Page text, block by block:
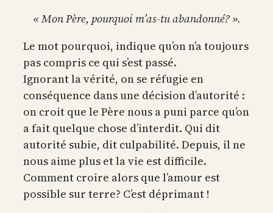
« Mon Père, pourquoi m’as-tu abandonné? ».
Le mot pourquoi, indique qu’on n’a toujours
pas compris ce qui s’est passé.
Ignorant la vérité, on se réfugie en
conséquence dans une décision d’autorité :
on croit que le Père nous a puni parce qu’on
a fait quelque chose d’interdit. Qui dit
autorité subie, dit culpabilité. Depuis, il ne
nous aime plus et la vie est difficile.
Comment croire alors que l’amour est
possible sur terre? C’est déprimant !